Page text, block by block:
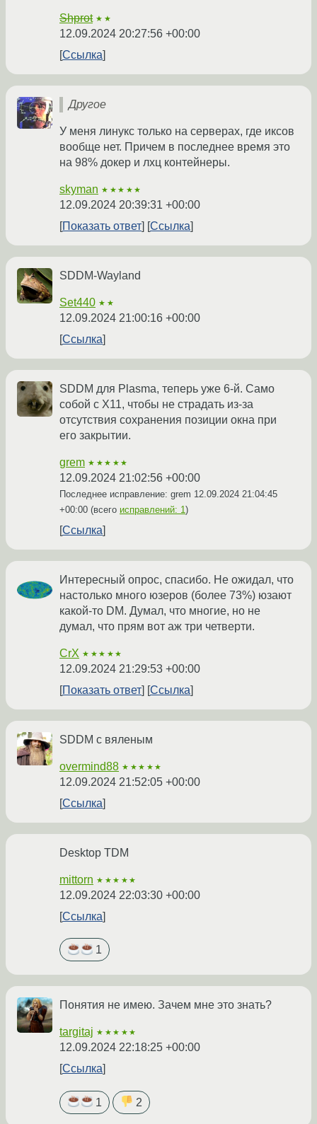
Shprot ★★
12.09.2024 20:27:56 +00:00
Ссылка
Другое
У меня линукс только на серверах, где иксов
вообще нет. Причем в последнее время это
на 98% докер и лхц контейнеры.
skyman ★★★★★
12.09.2024 20:39:31 +00:00
Показать ответ
Ссылка
SDDM-Wayland
Set440 ★★
12.09.2024 21:00:16 +00:00
Ссылка
SDDM для Plasma, теперь уже 6-й. Само
собой с X11, чтобы не страдать из-за
отсутствия сохранения позиции окна при
его закрытии.
grem ★★★★★
12.09.2024 21:02:56 +00:00
Последнее исправление: grem 12.09.2024 21:04:45
+00:00 (всего исправлений: 1)
Ссылка
Интересный опрос, спасибо. Не ожидал, что
настолько много юзеров (более 73%) юзают
какой-то DM. Думал, что многие, но не
думал, что прям вот аж три четверти.
CrX ★★★★★
12.09.2024 21:29:53 +00:00
Показать ответ
Ссылка
SDDM с вяленым
overmind88 ★★★★★
12.09.2024 21:52:05 +00:00
Ссылка
Desktop TDM
mittorn ★★★★★
12.09.2024 22:03:30 +00:00
Ссылка
1
Понятия не имею. Зачем мне это знать?
targitaj ★★★★★
12.09.2024 22:18:25 +00:00
Ссылка
1 2